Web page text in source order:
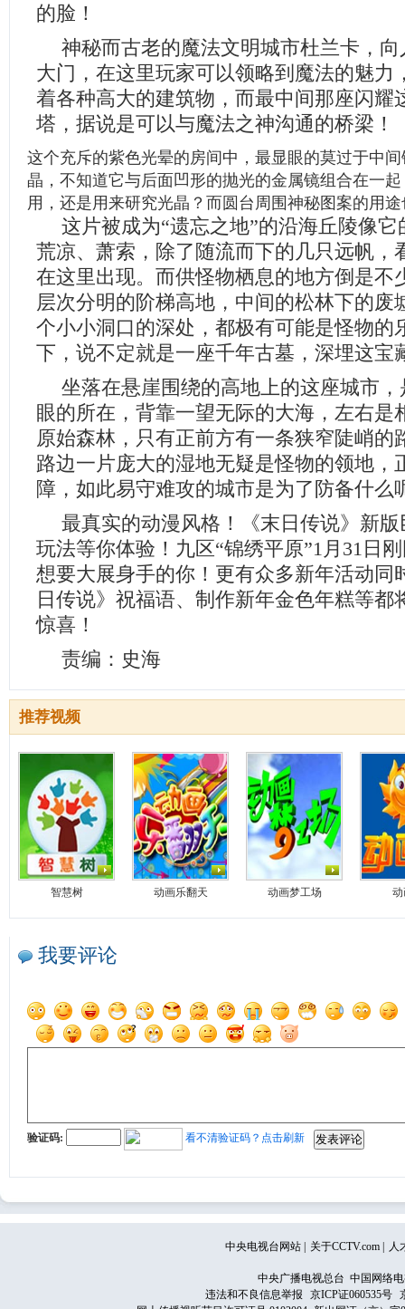
的脸！
神秘而古老的魔法文明城市杜兰卡，
大门，在这里玩家可以领略到魔法的魅力
着各种高大的建筑物，而最中间那座闪耀
塔，据说是可以与魔法之神沟通的桥梁！
这个充斥的紫色光晕的房间中，最显眼的莫过于中
晶，不知道它与后面凹形的抛光的金属镜组合在一
用，还是用来研究光晶？而圆台周围神秘图案的用
这片被成为“遗忘之地”的沿海丘陵像
荒凉、萧索，除了随流而下的几只远帆，
在这里出现。而供怪物栖息的地方倒是不
层次分明的阶梯高地，中间的松林下的废
个小小洞口的深处，都极有可能是怪物的
下，说不定就是一座千年古墓，深埋这宝
坐落在悬崖围绕的高地上的这座城市
眼的所在，背靠一望无际的大海，左右是
原始森林，只有正前方有一条狭窄陡峭的
路边一片庞大的湿地无疑是怪物的领地，
障，如此易守难攻的城市是为了防备什么
最真实的动漫风格！《末日传说》新
玩法等你体验！九区“锦绣平原”1月31日
想要大展身手的你！更有众多新年活动同
日传说》祝福语、制作新年金色年糕等都
惊喜！
责编：史海
推荐视频
智慧树 动画乐翻天 动画梦工场 动
我要评论
验证码: 看不清验证码？点击刷新
中央电视台网站 关于CCTV.com 人
中央广播电视总台 中国网络
违法和不良信息举报
京ICP证060535号